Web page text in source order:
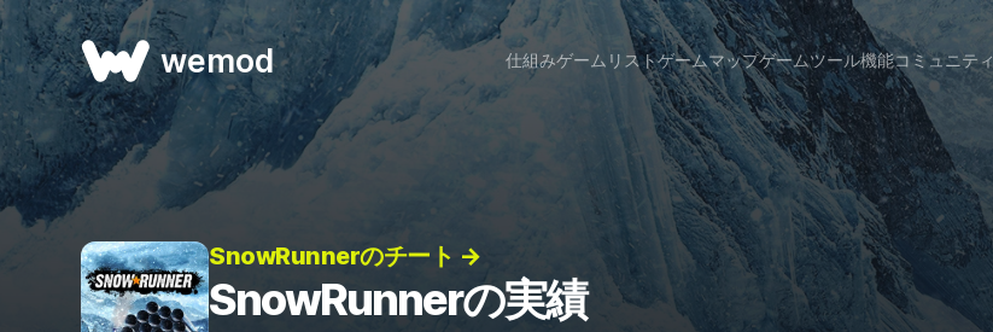
wemod 仕組みゲームリストゲームマップゲームツール機能コミュニティ
SnowRunnerのチート →
SnowRunnerの実績